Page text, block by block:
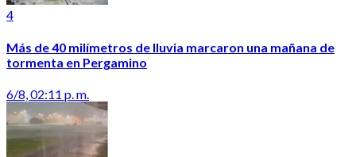
4
Más de 40 milímetros de lluvia marcaron una mañana de
tormenta en Pergamino
6/8, 02:11 p. m.